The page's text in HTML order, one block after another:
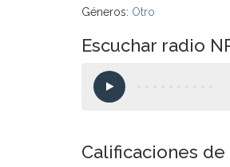
Géneros: Otro
Escuchar radio
Calificaciones